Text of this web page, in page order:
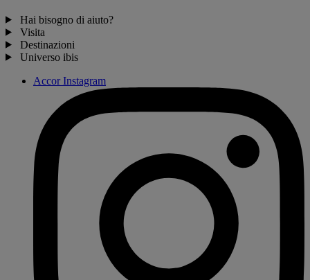
Hai bisogno di aiuto?
Visita
Destinazioni
Universo ibis
Accor Instagram